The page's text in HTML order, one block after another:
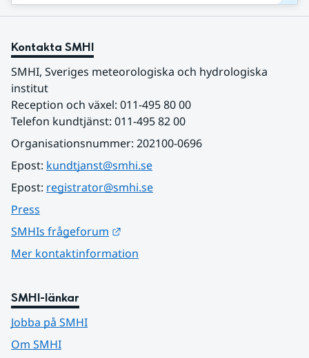
Kontakta SMHI
SMHI, Sveriges meteorologiska och hydrologiska
institut
Reception och växel: 011-495 80 00
Telefon kundtjänst: 011-495 82 00
Organisationsnummer: 202100-0696
Epost: kundtjanst@smhi.se
Epost: registrator@smhi.se
Press
SMHIs frågeforum
Mer kontaktinformation
SMHI-länkar
Jobba på SMHI
Om SMHI